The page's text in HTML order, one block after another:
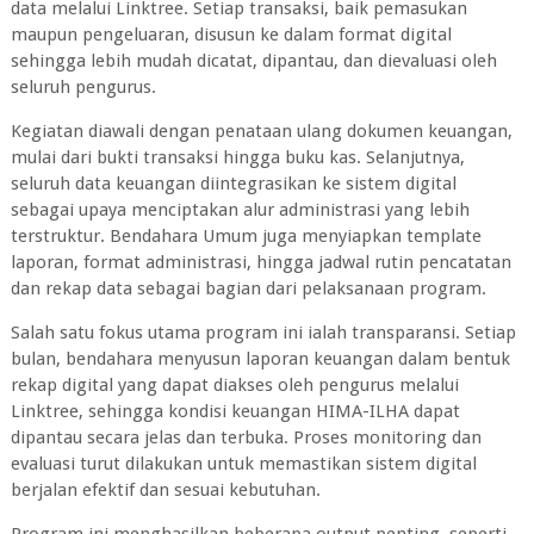
data melalui Linktree. Setiap transaksi, baik pemasukan
maupun pengeluaran, disusun ke dalam format digital
sehingga lebih mudah dicatat, dipantau, dan dievaluasi oleh
seluruh pengurus.
Kegiatan diawali dengan penataan ulang dokumen keuangan,
mulai dari bukti transaksi hingga buku kas. Selanjutnya,
seluruh data keuangan diintegrasikan ke sistem digital
sebagai upaya menciptakan alur administrasi yang lebih
terstruktur. Bendahara Umum juga menyiapkan template
laporan, format administrasi, hingga jadwal rutin pencatatan
dan rekap data sebagai bagian dari pelaksanaan program.
Salah satu fokus utama program ini ialah transparansi. Setiap
bulan, bendahara menyusun laporan keuangan dalam bentuk
rekap digital yang dapat diakses oleh pengurus melalui
Linktree, sehingga kondisi keuangan HIMA-ILHA dapat
dipantau secara jelas dan terbuka. Proses monitoring dan
evaluasi turut dilakukan untuk memastikan sistem digital
berjalan efektif dan sesuai kebutuhan.